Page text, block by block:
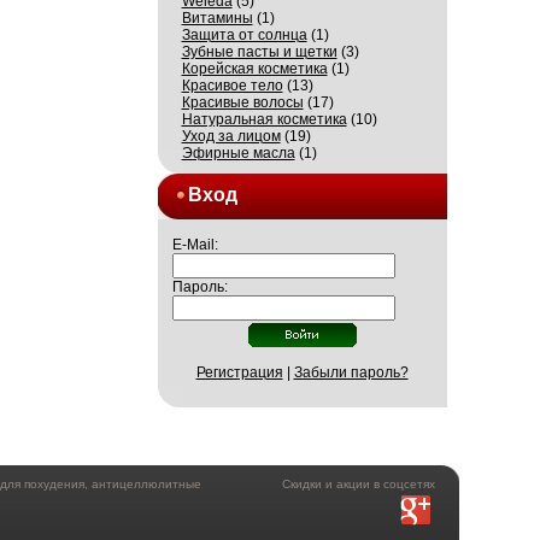
Витамины (1)
Защита от солнца(1)
Зубные пасты и щетки (3)
Корейская косметика(1)
Красивое тело(13)
Красивые волосы (17)
Натуральная косметика(10)
Уход за лицом(19)
Эфирные масла(1)
Вход
E-Mail:
Пароль:
Регистрация Забыли пароль?
Скидки и акции в соцсетях
похудения, антицеллюлитные